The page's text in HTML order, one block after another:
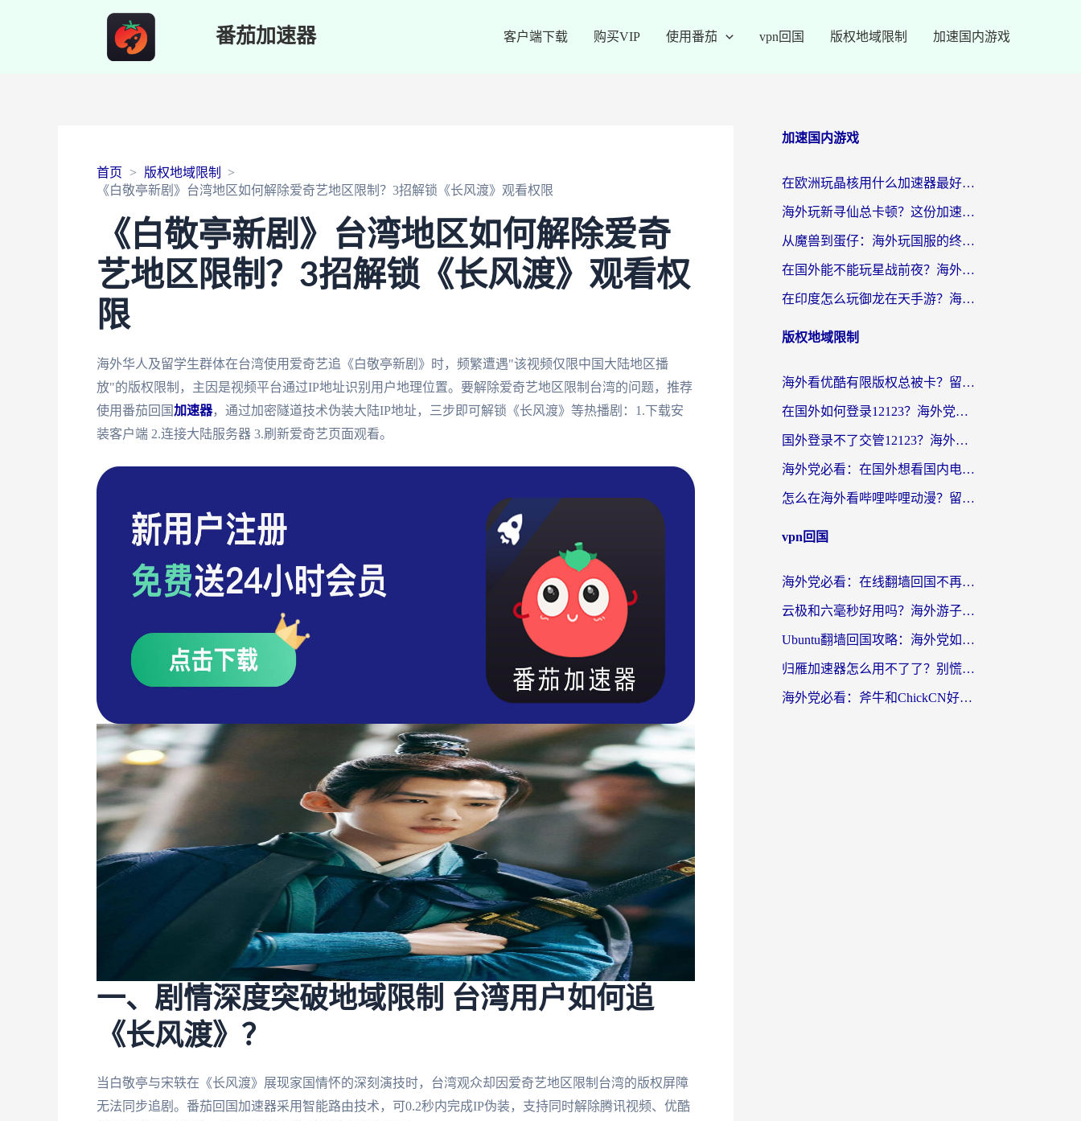
番茄加速器 客户端下载 购买VIP 使用番茄 vpn回国 版权地域限制 加速国内游戏
首页
版权地域限制
《白敬亭新剧》台湾地区如何解除爱奇艺地区限制？3招解锁《长风渡》观看权限
《白敬亭新剧》台湾地区如何解除爱奇
艺地区限制？3招解锁《长风渡》观看权
限
海外华人及留学生群体在台湾使用爱奇艺追《白敬亭新剧》时，频繁遭遇"该视频仅限中国大陆地区播
放"的版权限制，主因是视频平台通过IP地址识别用户地理位置。要解除爱奇艺地区限制台湾的问题，推荐
使用番茄回国加速器，通过加密隧道技术伪装大陆IP地址，三步即可解锁《长风渡》等热播剧：1.下载安
装客户端 2.连接大陆服务器 3.刷新爱奇艺页面观看。
一、剧情深度突破地域限制 台湾用户如何追
《长风渡》？
当白敬亭与宋轶在《长风渡》展现家国情怀的深刻演技时，台湾观众却因爱奇艺地区限制台湾的版权屏障
无法同步追剧。番茄回国加速器采用智能路由技术，可0.2秒内完成IP伪装，支持同时解除腾讯视频、优酷
加速国内游戏
在欧洲玩晶核用什么加速器最好呢？一个老玩家的真心话
海外玩新寻仙总卡顿？这份加速器选择指南让你秒回国服流畅体验
从魔兽到蛋仔：海外玩国服的终极加速指南，找到你的专属高速通道
在国外能不能玩星战前夜？海外党国服游戏不卡顿的秘密武器在这里
在印度怎么玩御龙在天手游？海外党畅玩国服的终极生存指南
版权地域限制
海外看优酷有限版权总被卡？留学生亲测有效的回国加速器选择指南
在国外如何登录12123？海外党必备的回国加速实用指南
国外登录不了交管12123？海外华人亲测有效的回国加速器选择指南
海外党必看：在国外想看国内电视剧用什么软件？3步解决地域限制
怎么在海外看哔哩哔哩动漫？留学生亲测有效的回国加速方案
vpn回国
海外党必看：在线翻墙回国不再难！教你选对加速器无缝刷国内资源
云极和六毫秒好用吗？海外游子解锁国内资源的真实答案
Ubuntu翻墙回国攻略：海外党如何选对加速器，无缝刷国内剧玩游戏？
归雁加速器怎么用不了了？别慌，这篇指南教你如何丝滑“回家”
海外党必看：斧牛和ChickCN好用吗？3款热门加速器实测+番茄加速器深度体验